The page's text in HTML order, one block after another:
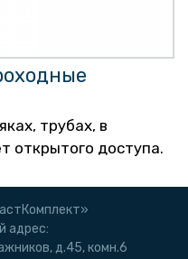
трубах, в
открытого доступа.
адрес:
д.45, комн.6